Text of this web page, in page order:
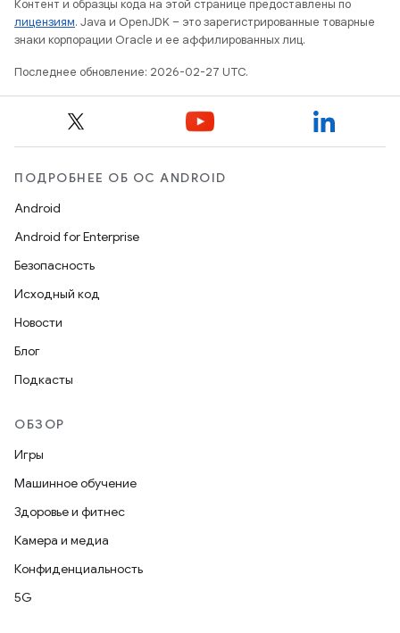
Контент и образцы кода на этой странице предоставлены по
лицензиям. Java и OpenJDK – это зарегистрированные товарные
знаки корпорации Oracle и ее аффилированных лиц.
Последнее обновление: 2026-02-27 UTC.
ПОДРОБНЕЕ ОБ ОС ANDROID
Android
Android for Enterprise
Безопасность
Исходный код
Новости
Блог
Подкасты
ОБЗОР
Игры
Машинное обучение
Здоровье и фитнес
Камера и медиа
Конфиденциальность
5G